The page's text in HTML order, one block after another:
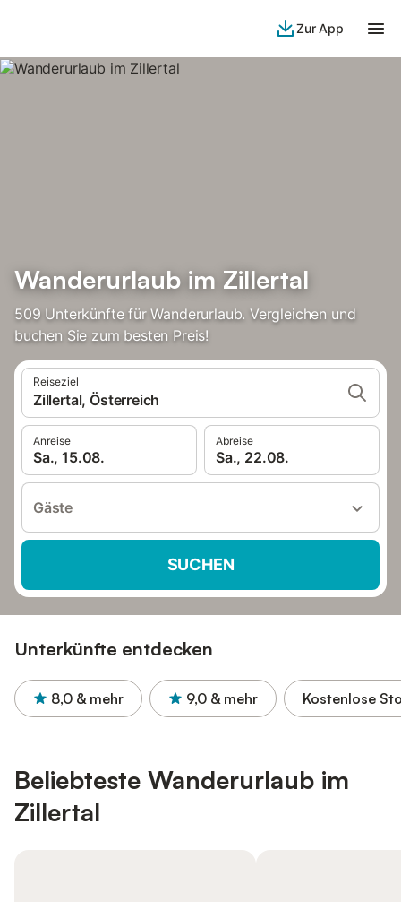
Zur App
Wanderurlaub im Zillertal
509 Unterkünfte für Wanderurlaub. Vergleichen und
buchen Sie zum besten Preis!
Reiseziel
Zillertal, Österreich
Anreise
Sa., 15.08.
Abreise
Sa., 22.08.
Gäste
SUCHEN
Unterkünfte entdecken
8,0 & mehr 9,0 & mehr Kostenlose
Beliebteste Wanderurlaub im
Zillertal